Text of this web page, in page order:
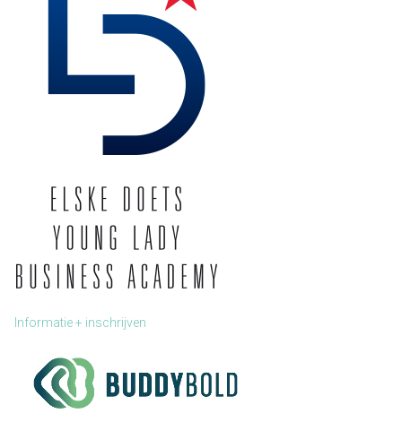
Informatie + inschrijven